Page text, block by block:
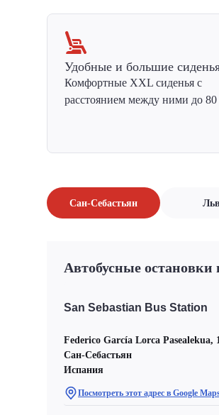
Удобные и большие
Комфортные XXL сиденья с
расстоянием между ними до 80
Сан-Себастьян
Автобусные остановки
San Sebastian Bus Station
Federico García Lorca Pasealekua,
Сан-Себастьян
Испания
Посмотреть этот адрес в Google